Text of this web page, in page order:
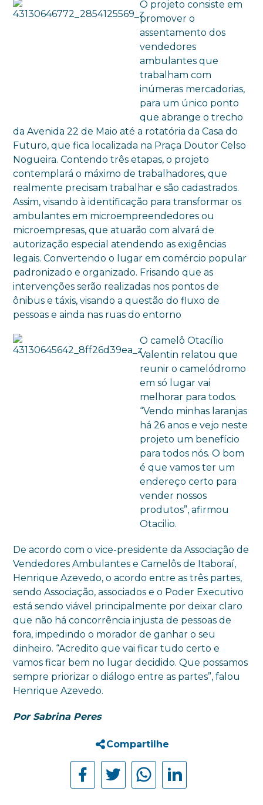
O projeto consiste em
promover o
assentamento dos
vendedores
ambulantes que
trabalham com
inúmeras mercadorias,
para um único ponto
que abrange o trecho
da Avenida 22 de Maio até a rotatória da Casa do
Futuro, que fica localizada na Praça Doutor Celso
Nogueira. Contendo três etapas, o projeto
contemplará o máximo de trabalhadores, que
realmente precisam trabalhar e são cadastrados.
Assim, visando à identificação para transformar os
ambulantes em microempreendedores ou
microempresas, que atuarão com alvará de
autorização especial atendendo as exigências
legais. Convertendo o lugar em comércio popular
padronizado e organizado. Frisando que as
intervenções serão realizadas nos pontos de
ônibus e táxis, visando a questão do fluxo de
pessoas e ainda nas ruas do entorno
O camelô Otacílio
Valentin relatou que
reunir o camelódromo
em só lugar vai
melhorar para todos.
“Vendo minhas laranjas
há 26 anos e vejo neste
projeto um benefício
para todos nós. O bom
é que vamos ter um
endereço certo para
vender nossos
produtos”, afirmou
Otacilio.
De acordo com o vice-presidente da Associação de
Vendedores Ambulantes e Camelôs de Itaboraí,
Henrique Azevedo, o acordo entre as três partes,
sendo Associação, associados e o Poder Executivo
está sendo viável principalmente por deixar claro
que não há concorrência injusta de pessoas de
fora, impedindo o morador de ganhar o seu
dinheiro. “Acredito que vai ficar tudo certo e
vamos ficar bem no lugar decidido. Que possamos
sempre priorizar o diálogo entre as partes”, falou
Henrique Azevedo.
Por Sabrina Peres
Compartilhe